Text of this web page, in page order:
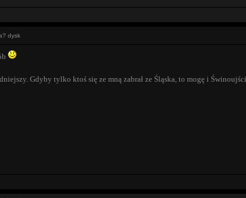
dysk
Gdyby tylko ktoś się ze mną zabrał ze Śląska, to mogę i